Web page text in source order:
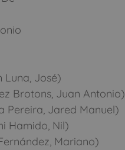
Luna, José)
Brotons, Juan Antonio)
Pereira, Jared Manuel)
Hamido, Nil)
Mariano)